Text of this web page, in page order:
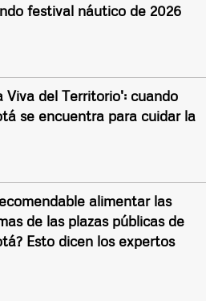
festival náutico de 2026
Viva del Territorio': cuando
se encuentra para cuidar la
alimentar las
de las plazas públicas de
Esto dicen los expertos